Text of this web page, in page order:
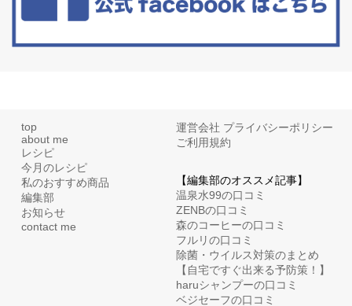
top
about me
レシピ
今月のレシピ
私のおすすめ商品
編集部
お知らせ
contact me
運営会社 プライバシーポリシー
ご利用規約
【編集部のオススメ記事】
温泉水99の口コミ
ZENBの口コミ
森のコーヒーの口コミ
フルリの口コミ
除菌・ウイルス対策のまとめ
【自宅ですぐ出来る予防策！】
haruシャンプーの口コミ
ベジセーフの口コミ